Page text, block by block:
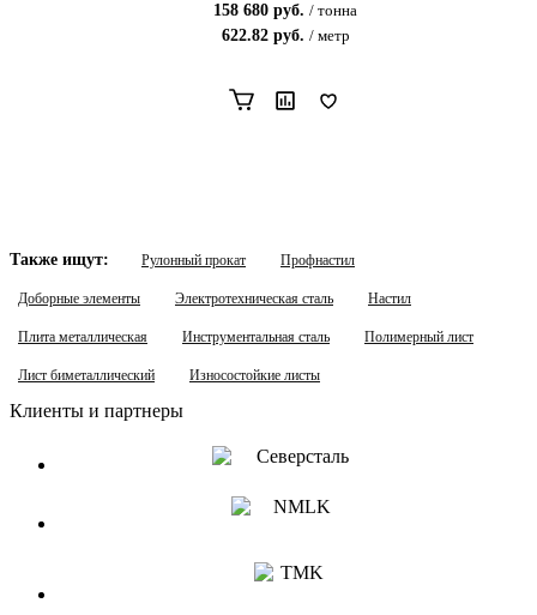
158 680 руб. / тонна
622.82руб. / метр
Также ищут: Рулонный прокат Профнастил
Доборные элементы Электротехническая сталь Настил
Плита металлическая Инструментальная сталь Полимерный лист
Лист биметаллический Износостойкие листы
Клиенты и партнеры